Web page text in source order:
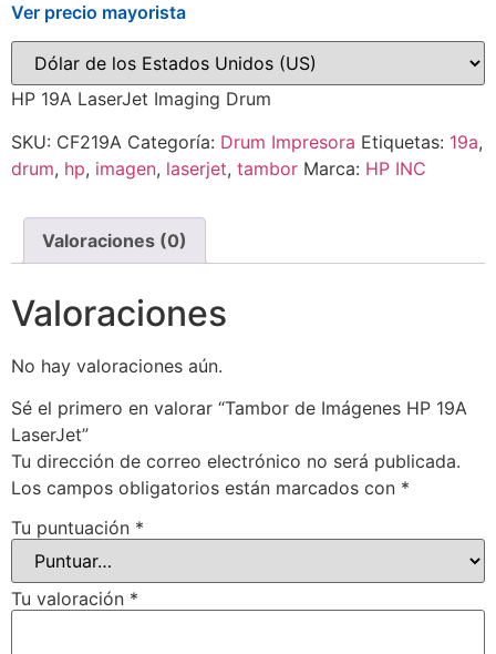
Ver precio mayorista
HP 19A LaserJet Imaging Drum
SKU: CF219A Categoría: Drum Impresora Etiquetas: 19a,
drum, hp, imagen, laserjet, tambor Marca: HP INC
Valoraciones (0)
Valoraciones
No hay valoraciones aún.
Sé el primero en valorar “Tambor de Imágenes HP 19A
LaserJet”
Tu dirección de correo electrónico no será publicada.
Los campos obligatorios están marcados con *
Tu puntuación *
Tu valoración *